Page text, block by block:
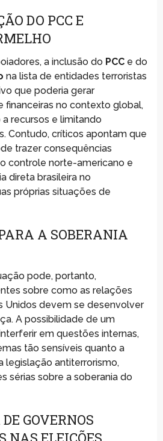
DO PCC E
a inclusão do PCCe do
na lista de entidades terroristas
que poderia gerar
financeiras no contexto global,
recursos e limitando
Contudo, críticos apontam que
trazer consequências
controle norte-americano e
direta brasileira no
próprias situações de
A SOBERANIA
pode, portanto,
sobre como as relações
Unidos devem se desenvolver
A possibilidade de um
em questões internas,
tão sensíveis quanto a
legislação antiterrorismo,
sérias sobre a soberania do
GOVERNOS
NAS ELEIÇÕES